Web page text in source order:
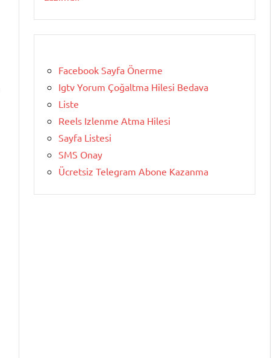
Facebook Sayfa Önerme
Igtv Yorum Çoğaltma Hilesi Bedava
Liste
Reels Izlenme Atma Hilesi
Sayfa Listesi
SMS Onay
Ücretsiz Telegram Abone Kazanma